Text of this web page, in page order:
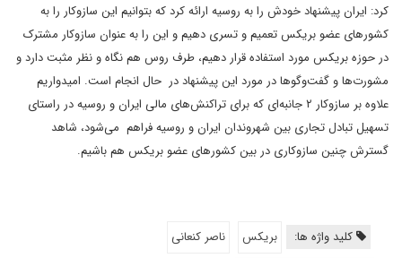
کرد: ایران پیشنهاد خودش را به روسیه ارائه کرد که بتوانیم این سازوکار را به
کشورهای عضو بریکس تعمیم و تسری دهیم و این را به عنوان سازوکار مشترک
در حوزه بریکس مورد استفاده قرار دهیم، طرف روس هم نگاه و نظر مثبت دارد و
مشورت‌ها و گفت‌وگوها در مورد این پیشنهاد در حال انجام است. امیدواریم
علاوه بر سازوکار ۲ جانبه‌ای که برای تراکنش‌های مالی ایران و روسیه در راستای
تسهیل تبادل تجاری بین شهروندان ایران و روسیه فراهم می‌شود، شاهد
گسترش چنین سازوکاری در بین کشورهای عضو بریکس هم باشیم.
کلید واژه ها: بریکس
ناصر کنعانی